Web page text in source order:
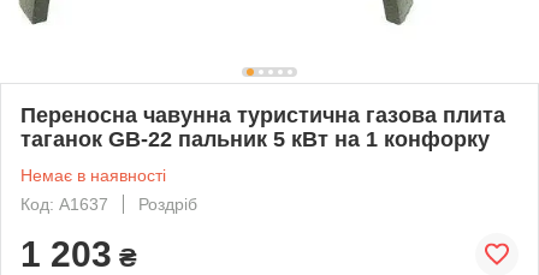
Переносна чавунна туристична газова плита
таганок GB-22 пальник 5 кВт на 1 конфорку
Немає в наявності
Код: А1637
Роздріб
1 203 ₴